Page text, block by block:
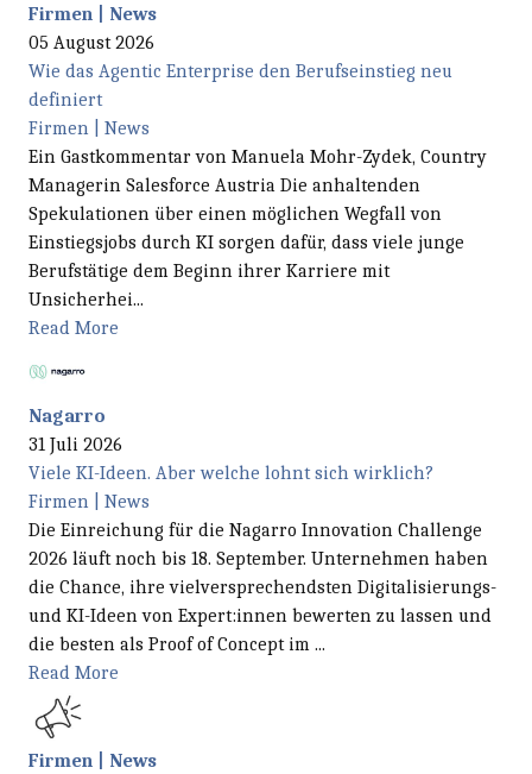
Firmen | News
05 August 2026
Wie das Agentic Enterprise den Berufseinstieg neu
definiert
Firmen | News
Ein Gastkommentar von Manuela Mohr-Zydek, Country
Managerin Salesforce Austria Die anhaltenden
Spekulationen über einen möglichen Wegfall von
Einstiegsjobs durch KI sorgen dafür, dass viele junge
Berufstätige dem Beginn ihrer Karriere mit
Unsicherhei...
Read More
Nagarro
31 Juli 2026
Viele KI-Ideen. Aber welche lohnt sich wirklich?
Firmen | News
Die Einreichung für die Nagarro Innovation Challenge
2026 läuft noch bis 18. September. Unternehmen haben
die Chance, ihre vielversprechendsten Digitalisierungs-
und KI-Ideen von Expert:innen bewerten zu lassen und
die besten als Proof of Concept im ...
Read More
Firmen | News